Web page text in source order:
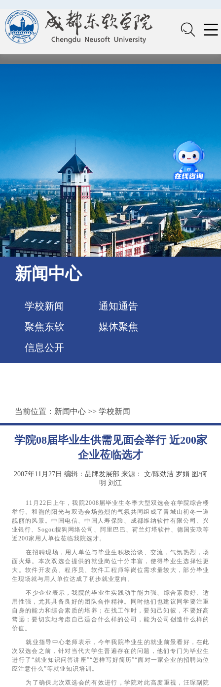
新闻中心
学校新闻
通知通告
聚焦东软
媒体聚焦
信息公开
当前位置： 新闻中心 >> 学校新闻
学院08届毕业生供需见面会举行 近200家
企业莅临选才
2007年11月27日 编辑：品牌发展部 来源：
文/陈劲洁 罗娟 图/何
明 刘江
11 月 22 日上午，我院2008届毕业生冬季大型双选会在学院综合楼
举行。和煦的阳光与双选会场热烈的气氛共同组成了青城山初冬一道
靓丽的风景。中国电信、中国人寿保险、成都维纳软件有限公司、兴
业银行、Sogou搜狗网络公司、阿里巴巴、荷兰灯塔软件、德国安联等
近200家用人单位莅临我院选才。
在招聘现场，用人单位与毕业生积极洽谈、交流，气氛热烈，场
面火爆。本次双选会提供的就业岗位十分丰富，使得毕业生选择性更
大。软件开发员、程序员、软件工程师等岗位需求量较大，部分毕业
生现场就与用人单位达成了初步就业意向。
不少企业表示，我院的毕业生实践动手能力强、综合素质好、适
用性强，尤其具备良好的团队合作精神。同时他们也建议同学要注重
自身的能力和综合素质的培养；在找工作时，要知己知彼，不要好高
骛远；要切实地考虑自己适合什么样的公司，能为公司创造什么样的
价值。
就业指导中心老师表示，今年我院毕业生的就业前景看好，在此
次双选会之前，针对当代大学生普遍存在的问题，他们专门为毕业生
进行了“就业知识问答讲座”“怎样写好简历”“面对一家企业的招聘岗位
应注意什么”等就业知识培训。
为了确保此次双选会的有效进行，学院对此高度重视，汪琛副院